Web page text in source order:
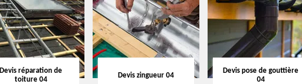
Devis réparation de
toiture 04
Devis zingueur 04
Devis pose de gouttière
04